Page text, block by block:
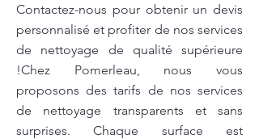
Contactez-nous pour obtenir un devis
personnalisé et profiter de nos services
de nettoyage de qualité supérieure
!Chez Pomerleau, nous vous
proposons des tarifs de nos services
de nettoyage transparents et sans
surprises. Chaque surface est